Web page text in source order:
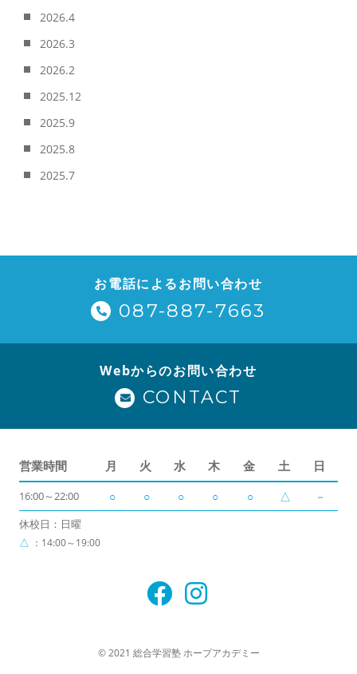
2026.4
2026.3
2026.2
2025.12
2025.9
2025.8
2025.7
お電話によるお問い合わせ
087-887-7663
Webからのお問い合わせ
CONTACT
営業時間 月 火 水 木 金 土 日
16:00～22:00 ○ ○ ○ ○ ○ △ －
休校日：日曜
△ ：14:00～19:00
© 2021 総合学習塾 ホープアカデミー